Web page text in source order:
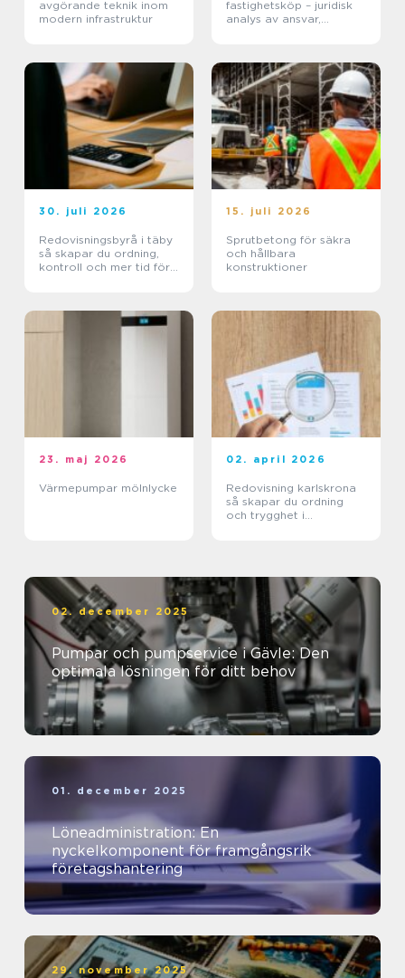
avgörande teknik inom
modern infrastruktur
fastighetsköp – juridisk
analys av ansvar,
30. juli 2026
Redovisningsbyrå i täby
så skapar du ordning,
kontroll och mer tid för
15. juli 2026
Sprutbetong för säkra
och hållbara
konstruktioner
23. maj 2026
Värmepumpar mölnlycke
02. april 2026
Redovisning karlskrona
så skapar du ordning
och trygghet i
02. december 2025
Pumpar och pumpservice i Gävle: Den
optimala lösningen för ditt behov
01. december 2025
Löneadministration: En
nyckelkomponent för framgångsrik
företagshantering
29. november 2025